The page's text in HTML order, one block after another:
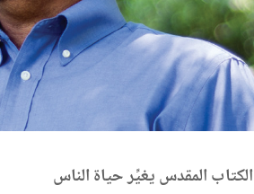
الكتاب المقدس يغيِّر حياة الناس